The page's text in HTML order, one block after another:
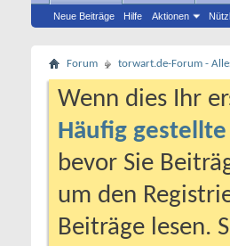
Neue Beiträge Hilfe Aktionen
Forum torwart.de-Forum -
Wenn dies Ihr
Häufig gestellte
bevor Sie
um den
Beiträge lesen.